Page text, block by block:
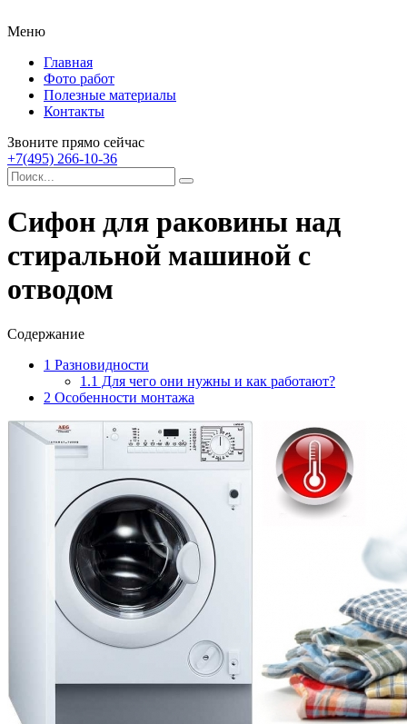
Меню
Главная
Фото работ
Полезные материалы
Контакты
Звоните прямо сейчас
+7(495) 266-10-36
Сифон для раковины над
стиральной машиной с
отводом
Содержание
1 Разновидности
1.1 Для чего они нужны и как работают?
2 Особенности монтажа